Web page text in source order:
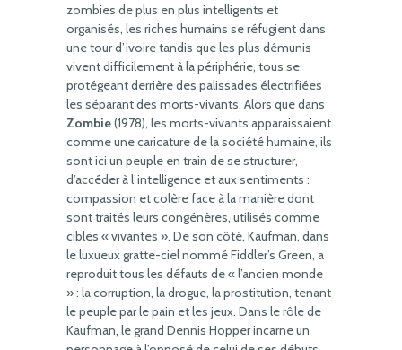
zombies de plus en plus intelligents et
organisés, les riches humains se réfugient dans
une tour d’ivoire tandis que les plus démunis
vivent difficilement à la périphérie, tous se
protégeant derrière des palissades électrifiées
les séparant des morts-vivants. Alors que dans
Zombie(1978), les morts-vivants apparaissaient
comme une caricature de la société humaine, ils
sont ici un peuple en train de se structurer,
d’accéder à l’intelligence et aux sentiments :
compassion et colère face à la manière dont
sont traités leurs congénères, utilisés comme
cibles « vivantes ». De son côté, Kaufman, dans
le luxueux gratte-ciel nommé Fiddler’s Green, a
reproduit tous les défauts de « l’ancien monde
» : la corruption, la drogue, la prostitution, tenant
le peuple par le pain et les jeux. Dans le rôle de
Kaufman, le grand Dennis Hopper incarne un